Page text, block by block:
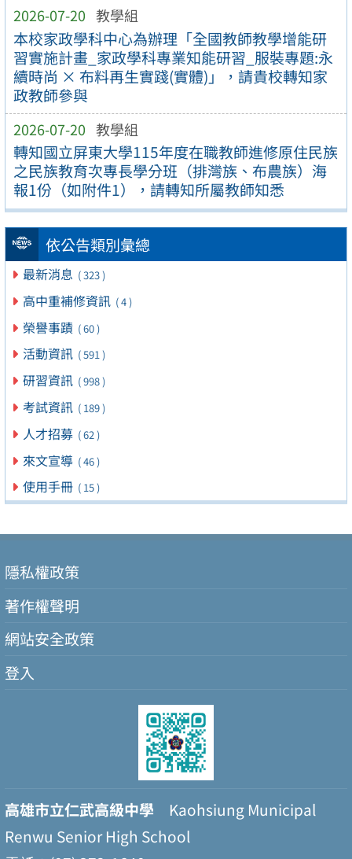
2026-07-20 教學組
本校家政學科中心為辦理「全國教師教學增能研
習實施計畫_家政學科專業知能研習_服裝專題:永
續時尚 × 布料再生實踐(實體)」，請貴校轉知家
政教師參與
2026-07-20 教學組
轉知國立屏東大學115年度在職教師進修原住民族
之民族教育次專長學分班（排灣族、布農族）海
報1份（如附件1），請轉知所屬教師知悉
依公告類別彙總
最新消息 ( 323 )
高中重補修資訊 ( 4 )
榮譽事蹟 ( 60 )
活動資訊 ( 591 )
研習資訊 ( 998 )
考試資訊 ( 189 )
人才招募 ( 62 )
來文宣導 ( 46 )
使用手冊 ( 15 )
隱私權政策
著作權聲明
網站安全政策
登入
高雄市立仁武高級中學 Kaohsiung Municipal
Renwu Senior High School